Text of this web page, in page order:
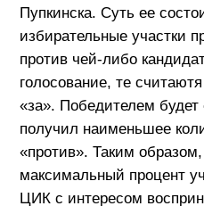
Пупкинска. Суть ее
избирательные участки
против чей-либо
голосование, те
«за». Победителем будет
получил наименьшее
«против». Таким образом,
максимальный процент
ЦИК с интересом